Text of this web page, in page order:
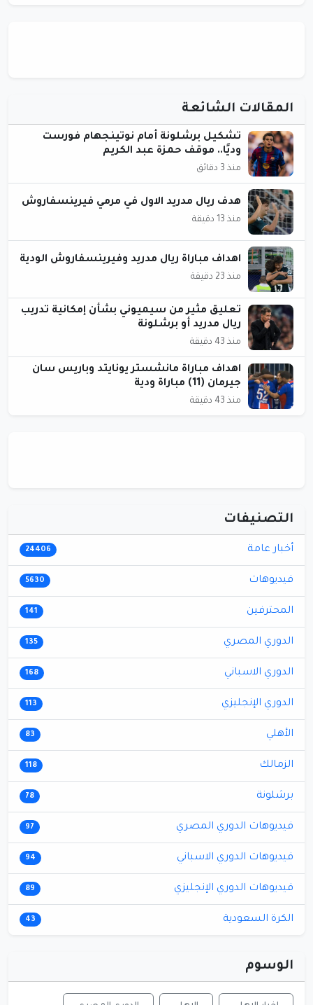
المقالات الشائعة
تشكيل برشلونة أمام نوتينجهام فورست
وديًا.. موقف حمزة عبد الكريم
منذ 3 دقائق
هدف ريال مدريد الاول في مرمي فيرينسفاروش
منذ 13 دقيقة
اهداف مباراة ريال مدريد وفيرينسفاروش الودية
منذ 23 دقيقة
تعليق مثير من سيميوني بشأن إمكانية تدريب
ريال مدريد أو برشلونة
منذ 43 دقيقة
اهداف مباراة مانشستر يونايتد وباريس سان
جيرمان (11) مباراة ودية
منذ 43 دقيقة
التصنيفات
أخبار عامة 24406
فيديوهات 5630
المحترفين 141
الدوري المصري 135
الدوري الاسباني 168
الدوري الإنجليزي 113
الأهلي 83
الزمالك 118
برشلونة 78
فيديوهات الدوري المصري 97
فيديوهات الدوري الاسباني 94
فيديوهات الدوري الإنجليزي 89
الكرة السعودية 43
الوسوم